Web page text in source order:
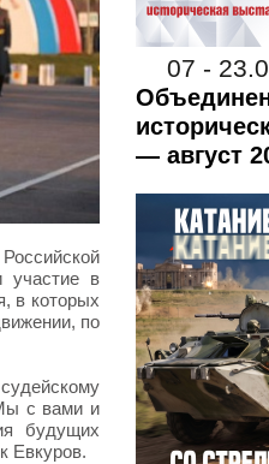
участие в
в которых
по
с вами и
будущих
Евкуров.
07 -
— август